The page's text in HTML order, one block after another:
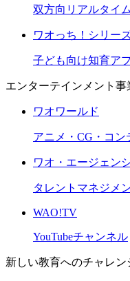
双方向リアルタイ
ワオっち！シリー
子ども向け知育ア
エンターテインメント事
ワオワールド
アニメ・CG・コン
ワオ・エージェン
タレントマネジメ
WAO!TV
YouTubeチャンネル
新しい教育へのチャレン